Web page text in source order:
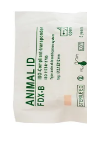
CHÚNG
TỨC
YÊU
CẦU